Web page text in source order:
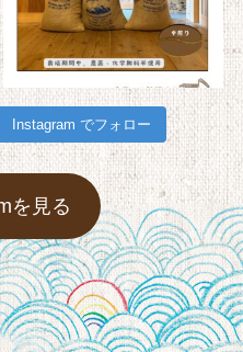
Instagram でフォロー
を見る